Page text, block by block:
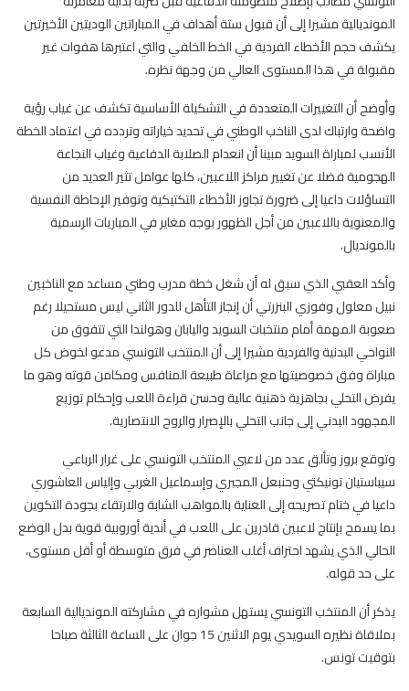
المونديالية مشيرا إلى أن قبول ستة أهداف في المباراتين الوديتين الأخيرتين
يكشف حجم الأخطاء الفردية في الخط الخلفي والتي اعتبرها هفوات غير
مقبولة في هذا المستوى العالي من وجهة نظره.
وأوضح أن التغييرات المتعددة في التشكيلة الأساسية تكشف عن غياب رؤية
واضحة وارتباك لدى الناخب الوطني في تحديد خياراته وتردده في اعتماد الخطة
الأنسب لمباراة السويد مبينا أن انعدام الصلابة الدفاعية وغياب النجاعة
الهجومية فضلا عن تغيير مراكز اللاعبين، كلها عوامل تثير العديد من
التساؤلات داعيا إلى ضرورة تجاوز الأخطاء التكتيكية وتوفير الإحاطة النفسية
والمعنوية باللاعبين من أجل الظهور بوجه مغاير في المباريات الرسمية
بالمونديال.
وأكد العقبي الذي سبق له أن شغل خطة مدرب وطني مساعد مع الناخبين
نبيل معلول وفوزي البنزرتي أن إنجاز التأهل للدور الثاني ليس مستحيلا رغم
صعوبة المهمة أمام منتخبات السويد واليابان وهولندا التي تتفوق من
النواحي البدنية والفردية مشيرا إلى أن المنتخب التونسي مدعو لخوض كل
مباراة وفق خصوصيتها مع مراعاة طبيعة المنافس ومكامن قوته وهو ما
يفرض التحلي بجاهزية ذهنية عالية وحسن قراءة اللعب وإحكام توزيع
المجهود البدني إلى جانب التحلي بالإصرار والروح الانتصارية.
وتوقع بروز وتألق عدد من لاعبي المنتخب التونسي على غرار الرباعي
سيباستيان تونيكتي وحنبعل المجبري وإسماعيل الغربي وإلياس العاشوري
داعيا في ختام تصريحه إلى العناية بالمواهب الشابة والارتقاء بجودة التكوين
بما يسمح بإنتاج لاعبين قادرين على اللعب في أندية أوروبية قوية بدل الوضع
الحالي الذي يشهد احتراف أغلب العناصر في فرق متوسطة أو أقل مستوى،
على حد قوله.
يذكر أن المنتخب التونسي يستهل مشواره في مشاركته المونديالية السابعة
بملاقاة نظيره السويدي يوم الاثنين 15 جوان على الساعة الثالثة صباحا
بتوقيت تونس.